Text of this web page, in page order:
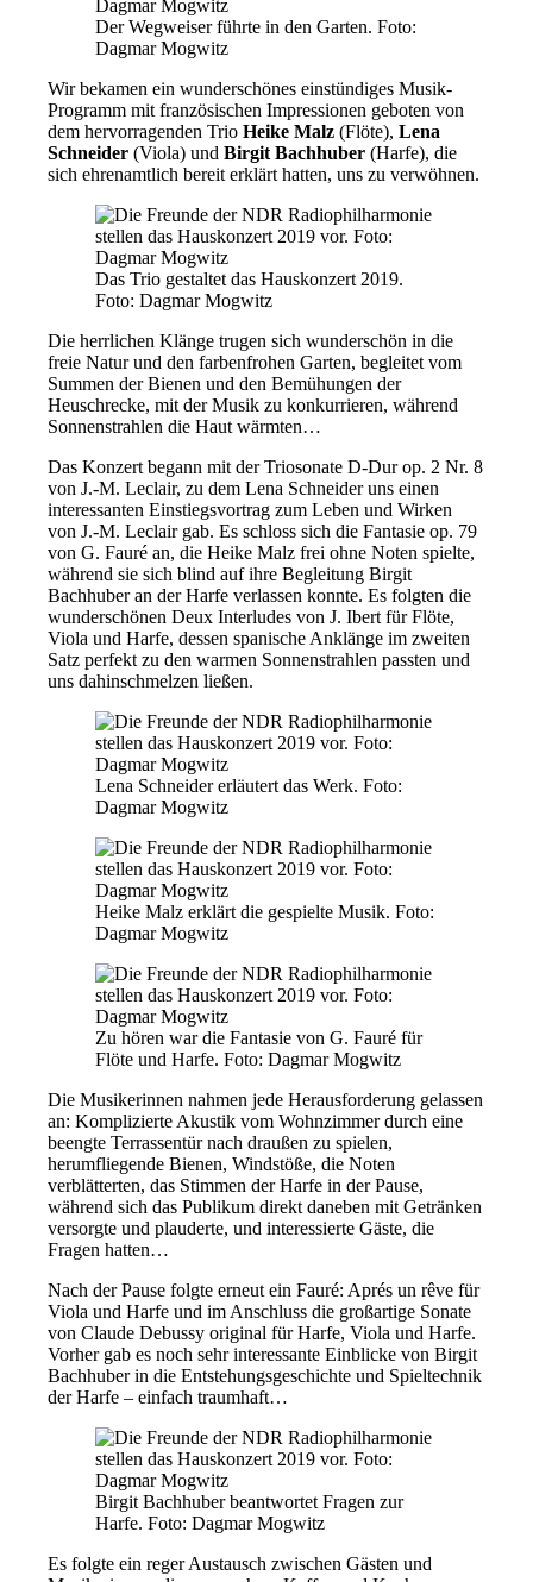
Der Wegweiser führte in den Garten. Foto:
Dagmar Mogwitz
Wir bekamen ein wunderschönes einstündiges Musik-
Programm mit französischen Impressionen geboten von
dem hervorragenden TrioHeike Malz(Flöte),Lena
Schneider (Viola) und Birgit Bachhuber(Harfe), die
sich ehrenamtlich bereit erklärt hatten, uns zu verwöhnen.
Das Trio gestaltet das Hauskonzert 2019.
Foto: Dagmar Mogwitz
Die herrlichen Klänge trugen sich wunderschön in die
freie Natur und den farbenfrohen Garten, begleitet vom
Summen der Bienen und den Bemühungen der
Heuschrecke, mit der Musik zu konkurrieren, während
Sonnenstrahlen die Haut wärmten…
Das Konzert begann mit der Triosonate D-Dur op. 2 Nr. 8
von J.-M. Leclair, zu dem Lena Schneider uns einen
interessanten Einstiegsvortrag zum Leben und Wirken
von J.-M. Leclair gab. Es schloss sich die Fantasie op. 79
von G. Fauré an, die Heike Malz frei ohne Noten spielte,
während sie sich blind auf ihre Begleitung Birgit
Bachhuber an der Harfe verlassen konnte. Es folgten die
wunderschönen Deux Interludes von J. Ibert für Flöte,
Viola und Harfe, dessen spanische Anklänge im zweiten
Satz perfekt zu den warmen Sonnenstrahlen passten und
uns dahinschmelzen ließen.
Lena Schneider erläutert das Werk. Foto:
Dagmar Mogwitz
Heike Malz erklärt die gespielte Musik. Foto:
Dagmar Mogwitz
Zu hören war die Fantasie von G. Fauré für
Flöte und Harfe. Foto: Dagmar Mogwitz
Die Musikerinnen nahmen jede Herausforderung gelassen
an: Komplizierte Akustik vom Wohnzimmer durch eine
beengte Terrassentür nach draußen zu spielen,
herumfliegende Bienen, Windstöße, die Noten
verblätterten, das Stimmen der Harfe in der Pause,
während sich das Publikum direkt daneben mit Getränken
versorgte und plauderte, und interessierte Gäste, die
Fragen hatten…
Nach der Pause folgte erneut ein Fauré: Aprés un rêve für
Viola und Harfe und im Anschluss die großartige Sonate
von Claude Debussy original für Harfe, Viola und Harfe.
Vorher gab es noch sehr interessante Einblicke von Birgit
Bachhuber in die Entstehungsgeschichte und Spieltechnik
der Harfe – einfach traumhaft…
Birgit Bachhuber beantwortet Fragen zur
Harfe. Foto: Dagmar Mogwitz
Es folgte ein reger Austausch zwischen Gästen und